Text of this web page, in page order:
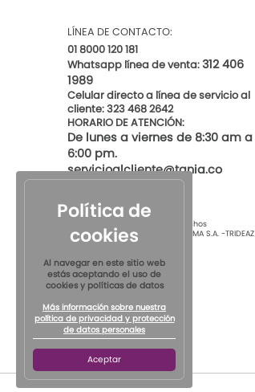
LÍNEA DE CONTACTO:
01 8000 120 181
Whatsapp línea de venta:312 406
1989
Celular directo a línea de servicio al
cliente: 323 468 2642
HORARIO DE ATENCIÓN:
De lunes a viernes de 8:30 am a
6:00 pm.
servicioalcliente@tania.co
© 2021 por Tania Todos los derechos
ReservadosTIENDAS DE ROPA INTIMA S.A. -TRIDEAZ
S.A. Nit 890.901.218-4
Política de
cookies
Al navegar en este sitio web
estás aceptando el uso de
cookies y políticas de datos
Más información sobre nuestra
política de privacidad y protección
de datos personales
Aceptar